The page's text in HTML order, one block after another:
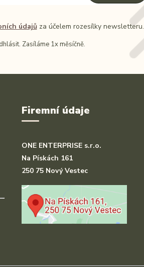
údajůza účelem rozesílky newsletteru.
Zasíláme 1x měsíčně.
Firemní údaje
ONE ENTERPRISE s.r.o.
Na Pískách 161
250 75 Nový Vestec